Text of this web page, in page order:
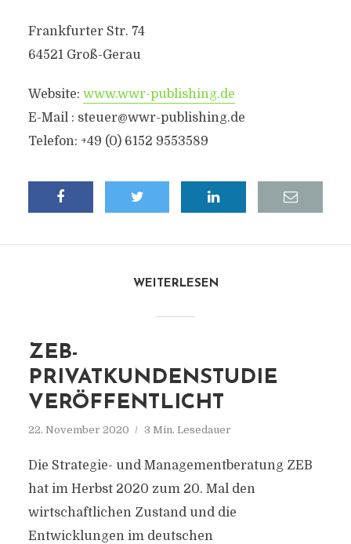
Frankfurter Str. 74
64521 Groß-Gerau
Website: www.wwr-publishing.de
E-Mail : steuer@wwr-publishing.de
Telefon: +49 (0) 6152 9553589
WEITERLESEN
ZEB-
PRIVATKUNDENSTUDIE
VERÖFFENTLICHT
22. November 2020 3 Min. Lesedauer
Die Strategie- und Managementberatung ZEB
hat im Herbst 2020 zum 20. Mal den
wirtschaftlichen Zustand und die
Entwicklungen im deutschen